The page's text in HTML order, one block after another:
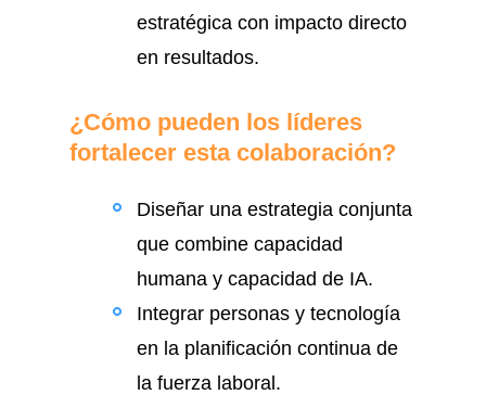
estratégica con impacto directo
en resultados.
¿Cómo pueden los líderes
fortalecer esta colaboración?
Diseñar una estrategia conjunta
que combine capacidad
humana y capacidad de IA.
Integrar personas y tecnología
en la planificación continua de
la fuerza laboral.